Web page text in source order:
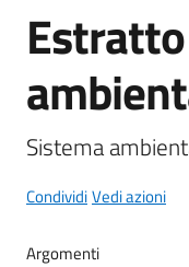
Novità
Servizi
Vivere
Maderno
Salta al contenuto
Sistema
CondividiVedi azioni
Argomenti